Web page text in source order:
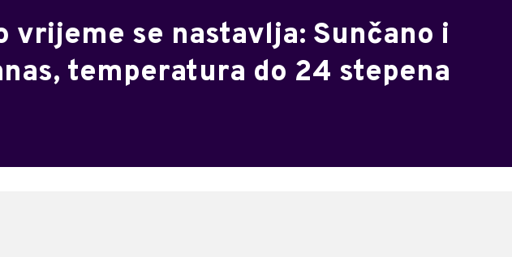
vrijeme se nastavlja: Sunčano i
temperatura do 24 stepena